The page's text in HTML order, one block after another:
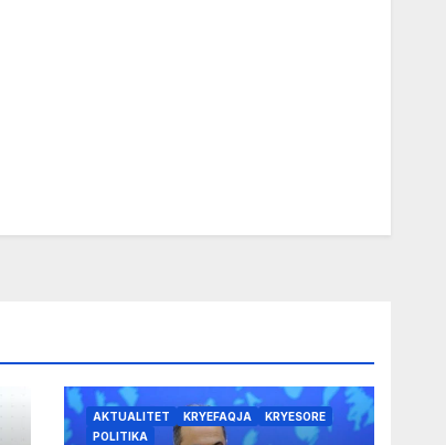
AKTUALITET KRYEFAQJA
KRYESORE
POLITIKA